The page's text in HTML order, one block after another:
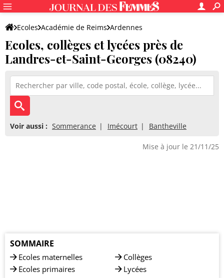
Ecoles Académie de Reims Ardennes
Ecoles, collèges et lycées près de
Landres-et-Saint-Georges (08240)
Voir aussi : Sommerance Imécourt Bantheville
Mise à jour le 21/11/25
SOMMAIRE
Ecoles maternelles
Ecoles primaires
Collèges
Lycées